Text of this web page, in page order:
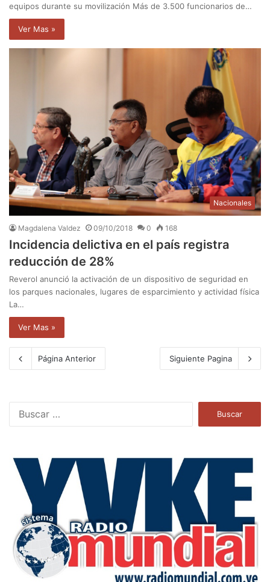
equipos durante su movilización Más de 3.500 funcionarios de…
Ver Mas »
Nacionales
Magdalena Valdez 09/10/2018 0 168
Incidencia delictiva en el país registra
reducción de 28%
Reverol anunció la activación de un dispositivo de seguridad en
los parques nacionales, lugares de esparcimiento y actividad física
La…
Ver Mas »
Página Anterior Siguiente Pagina
a